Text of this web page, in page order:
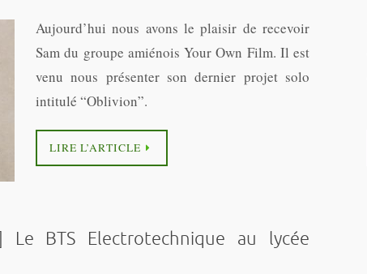
Aujourd’hui nous avons le plaisir de recevoir
Sam du groupe amiénois Your Own Film. Il est
venu nous présenter son dernier projet solo
intitulé “Oblivion”.
LIRE L’ARTICLE
Le BTS Electrotechnique au lycée